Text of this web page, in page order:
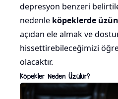
depresyon benzeri
nedenle köpeklerde
açıdan ele almak ve
hissettirebileceğimizi
olacaktır.
Köpekler Neden Üzülür?